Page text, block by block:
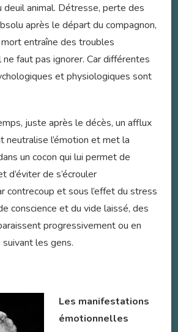
animal. Détresse, perte des
après le départ du compagnon,
entraîne des troubles
ne faut pas ignorer. Car différentes
et physiologiques sont
juste après le décès, un afflux
neutralise l’émotion et met la
un cocon qui lui permet de
d’éviter de s’écrouler
contrecoup et sous l’effet du stress
conscience et du vide laissé, des
progressivement ou en
les gens.
Les manifestations
émotionnelles